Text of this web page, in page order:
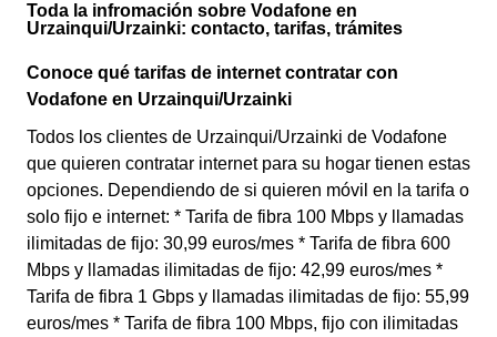
Toda la infromación sobre Vodafone en
Urzainqui/Urzainki: contacto, tarifas, trámites
Conoce qué tarifas de internet contratar con
Vodafone en Urzainqui/Urzainki
Todos los clientes de Urzainqui/Urzainki de Vodafone
que quieren contratar internet para su hogar tienen estas
opciones. Dependiendo de si quieren móvil en la tarifa o
solo fijo e internet: * Tarifa de fibra 100 Mbps y llamadas
ilimitadas de fijo: 30,99 euros/mes * Tarifa de fibra 600
Mbps y llamadas ilimitadas de fijo: 42,99 euros/mes *
Tarifa de fibra 1 Gbps y llamadas ilimitadas de fijo: 55,99
euros/mes * Tarifa de fibra 100 Mbps, fijo con ilimitadas